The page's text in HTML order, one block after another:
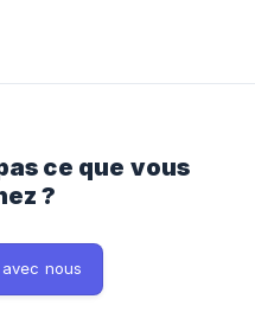
ce que vous
?
nous